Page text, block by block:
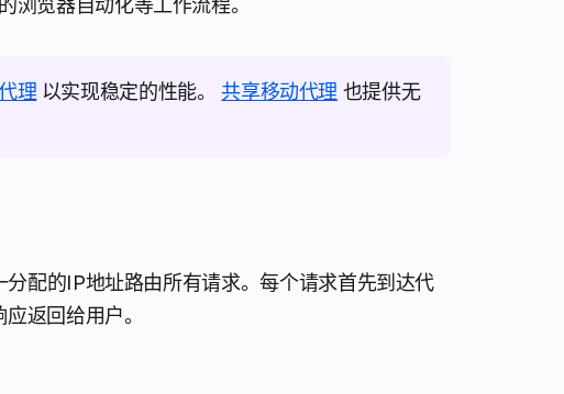
理 以实现稳定的性能。共享移动代理 也提供无
配的IP地址路由所有请求。每个请求首先到达代
返回给用户。